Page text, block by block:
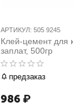
АРТИКУЛ: 505 9245
Клей-цемент для
заплат, 500гр
предзаказ
986₽